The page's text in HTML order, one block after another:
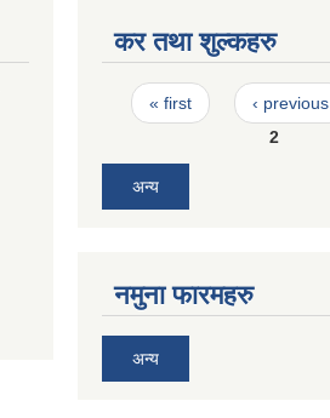
कर तथा शुल्कहरु
Pages
« first ‹ previous
2
अन्य
नमुना फारमहरु
अन्य